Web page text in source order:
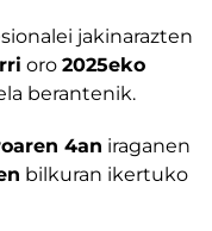
jakinarazten
oro 2025eko
berantenik.
4an iraganen
bilkuran ikertuko